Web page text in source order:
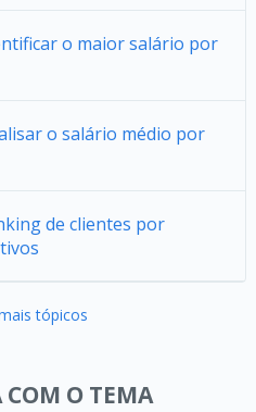
o maior salário por
o salário médio por
de clientes por
tópicos
COM O TEMA